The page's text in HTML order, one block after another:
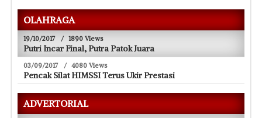
OLAHRAGA
19/10/2017 / 1890 Views
Putri Incar Final, Putra Patok Juara
03/09/2017 / 4080 Views
Pencak Silat HIMSSI Terus Ukir Prestasi
ADVERTORIAL